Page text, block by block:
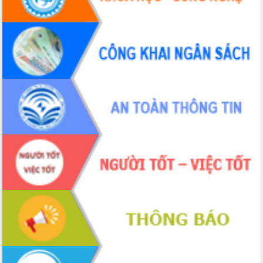
Tháo gỡ những vướng mắc, đẩy mạnh
công tác cải cách thủ tục hành chính
tại Trung tâm Phục vụ hành chính
công tỉnh
Đắk Lắk: Tôn vinh 46 giải pháp tại Hội
thi Sáng tạo Kỹ thuật 2024 - 2025
Đắk Lắk rà soát, điều chỉnh Đề án 190
về phát triển nuôi trồng thủy sản
Phó Chủ tịch UBND tỉnh Đắk Lắk
Trương Công Thái kiểm tra thực địa
Dự án cao tốc Khánh Hòa - Buôn Ma
Thuột
Định vị cà phê Việt Nam như một “di
sản sống” trong dòng chảy toàn cầu
Xây dựng nông thôn mới: Nâng cao đời
sống người dân từ những mô hình thiết
thực
Quyết liệt tháo gỡ vướng mắc, đẩy
nhanh tiến độ các dự án trọng điểm
trong Khu kinh tế Nam Phú Yên